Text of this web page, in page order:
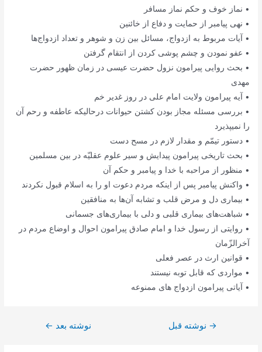
• نماز خوف و حکم نماز مسافر
• نهی پیامبر از حمایت و دفاع از خائنین
• آیات مربوط به ازدواج، مسائل بین زن و شوهر و تعداد ازدواج‌ها
• عفو نمودن و چشم پوشی کردن از انتقام گرفتن
• بحث روایی پیرامون نزول حضرت عیسی در زمان ظهور حضرت
مهدی
• آیه پیرامون ولایت امام علی در روز غدیر خم
• بررسی مسئله مجاز بودن کشتن حیوانات درحالیکه عاطفه و رحم آن
را نمیپذیرد
• دستور تیمّم و مقدار لازم در مسح دست
• بحث تاریخی پیرامون پیدایش و سیر علوم عقلیّه در بین مسلمین
• منظور از مراحبه با خدا و پیامبر و حکم آن
• واکنش پیامبر پس از اینکه مردم دعوت او را به اسلام قبول نکردند
• بیماری دل و مرض قلب و تشابه آن‌ها به منافقین
• شباهت‌های بیماری قلبی و دلی با بیماری‌های جسمانی
• روایتی از رسول خدا و امام صادق پیرامون احوال و اوضاع مردم در
آخرالزّمان
• قوانین ارث در عصر فعلی
• مواردی که قابل توبه نیستند
• آیاتی پیرامون ازدواج های ممنوعه
راهبری
→ نوشته قبل نوشته بعد ←